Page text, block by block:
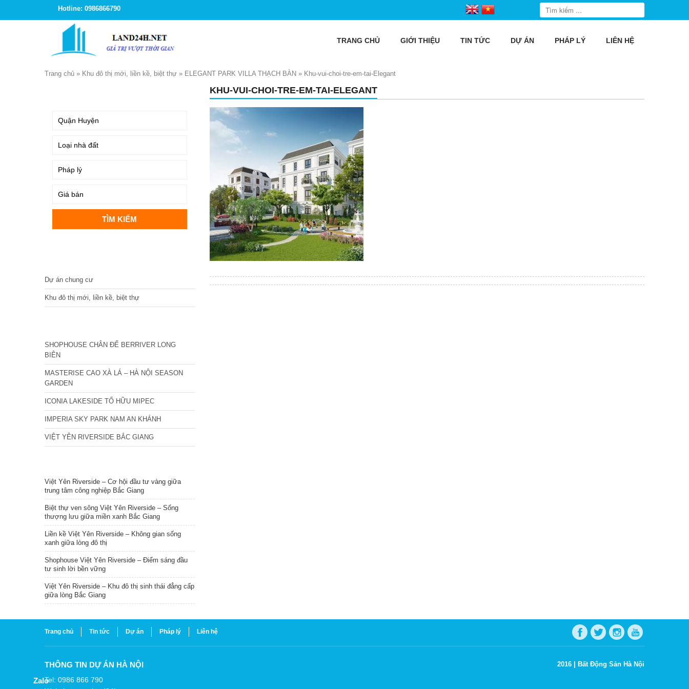
Hotline: 0986866790
TRANG CHỦ GIỚI THIỆU TIN TỨC DỰ ÁN PHÁP LÝ LIÊN HỆ
Trang chủ » Khu đô thị mới, liền kề, biệt thự » ELEGANT PARK VILLA THẠCH BÀN » Khu-vui-choi-tre-em-tai-Elegant
KHU-VUI-CHOI-TRE-EM-TAI-ELEGANT
Dự án chung cư
Khu đô thị mới, liền kề, biệt thự
SHOPHOUSE CHÂN ĐẾ BERRIVER LONG
BIÊN
MASTERISE CAO XÀ LÁ – HÀ NỘI SEASON
GARDEN
ICONIA LAKESIDE TỐ HỮU MIPEC
IMPERIA SKY PARK NAM AN KHÁNH
VIỆT YÊN RIVERSIDE BẮC GIANG
Việt Yên Riverside – Cơ hội đầu tư vàng giữa
trung tâm công nghiệp Bắc Giang
Biệt thự ven sông Việt Yên Riverside – Sống
thượng lưu giữa miền xanh Bắc Giang
Liền kề Việt Yên Riverside – Không gian sống
xanh giữa lòng đô thị
Shophouse Việt Yên Riverside – Điểm sáng đầu
tư sinh lời bền vững
Việt Yên Riverside – Khu đô thị sinh thái đẳng cấp
giữa lòng Bắc Giang
Trang chủ Tin tức Dự án Pháp lý Liên hệ
THÔNG TIN DỰ ÁN HÀ NỘI
Tel: 0986 866 790
2016 | Bất Động Sản Hà Nội
Zalo